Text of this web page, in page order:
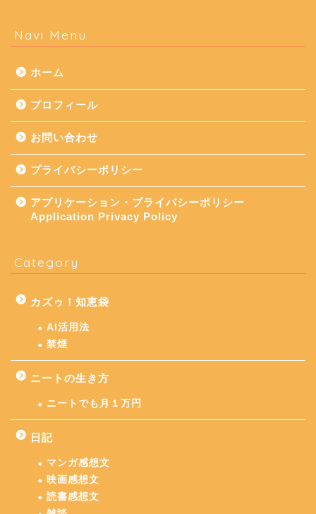
Navi Menu
ホーム
プロフィール
お問い合わせ
プライバシーポリシー
アプリケーション・プライバシーポリシー
Application Privacy Policy
Category
カズゥ！知恵袋
AI活用法
禁煙
ニートの生き方
ニートでも月１万円
日記
マンガ感想文
映画感想文
読書感想文